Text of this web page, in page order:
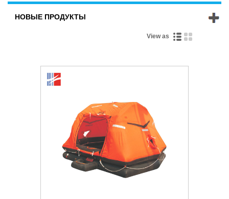
НОВЫЕ ПРОДУКТЫ
View as